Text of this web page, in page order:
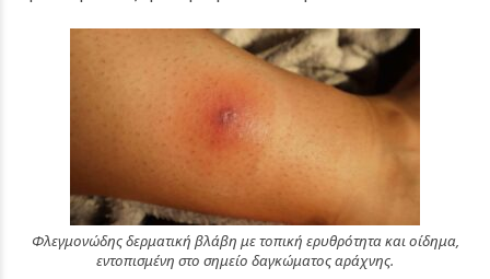
Φλεγμονώδης δερματική βλάβη με τοπική ερυθρότητα και οίδημα,
εντοπισμένη στο σημείο δαγκώματος αράχνης.